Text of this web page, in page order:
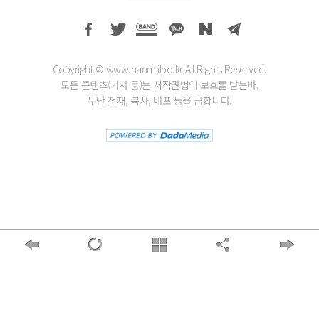
Copyright © www.hanmiilbo.kr All Rights Reserved.
모든 콘텐츠(기사 등)는 저작권법의 보호를 받는바,
무단 전재, 복사, 배포 등을 금합니다.